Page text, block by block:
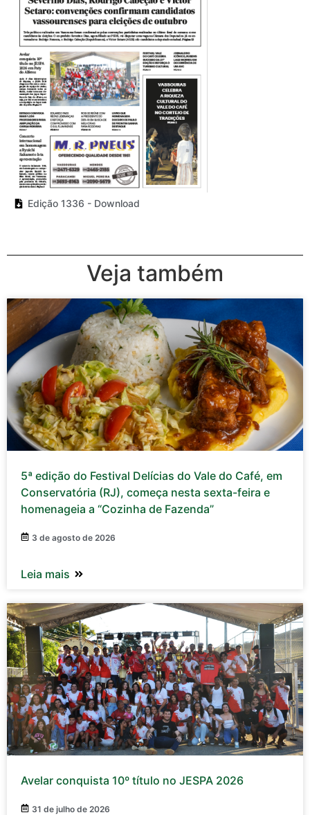
Edição 1336 - Download
Veja também
5ª edição do Festival Delícias do Vale do Café, em
Conservatória (RJ), começa nesta sexta-feira e
homenageia a “Cozinha de Fazenda”
3 de agosto de 2026
Leia mais
Avelar conquista 10º título no JESPA 2026
31 de julho de 2026